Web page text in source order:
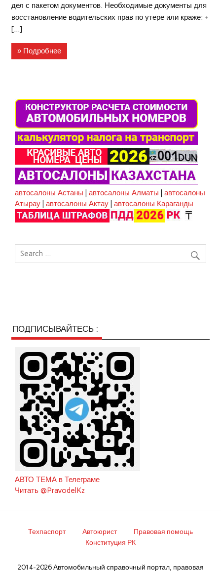
дел с пакетом документов. Необходимые документы для
восстановление водительских прав по утере или краже: +
[…]
» Подробнее
автосалоны Астаны |автосалоны Алматы |автосалоны
Атырау |автосалоны Актау |автосалоны Караганды
ПОДПИСЫВАЙТЕСЬ :
АВТО ТЕМА в Телеграме
Читать @PravodelKz
Техпаспорт Автоюрист
Правовая помощь
Конституция РК
2014-2026 Автомобильный справочный портал, правовая